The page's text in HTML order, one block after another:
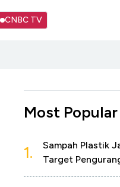
CNBC TV
Most Popular
1.
Sampah Plastik
Target